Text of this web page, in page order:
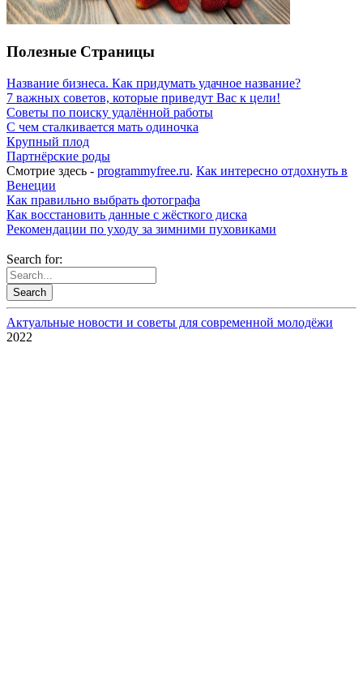
Полезные Страницы
Название бизнеса. Как придумать удачное название?
7 важных советов, которые приведут Вас к цели!
Советы по поиску удалённой работы
С чем сталкивается мать одиночка
Крупный плод
Партнёрские роды
Смотрие здесь - programmyfree.ru. Как интересно отдохнуть в
Венеции
Как правильно выбрать фотографа
Как восстановить данные с жёсткого диска
Рекомендации по уходу за зимними пуховиками
Search for:
Актуальные новости и советы для современной молодёжи
2022